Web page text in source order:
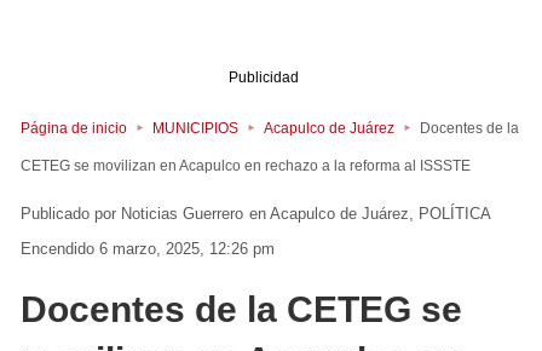
Publicidad
Página de inicio MUNICIPIOS Acapulco de Juárez Docentes de la
CETEG se movilizan en Acapulco en rechazo a la reforma al ISSSTE
Noticias Guerrero en Acapulco de Juárez
POLÍTICA
Encendido 6 marzo, 2025, 12:26 pm
Docentes de la CETEG se